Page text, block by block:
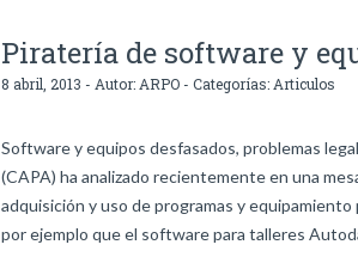
Piratería de software y
8 abril, 2013 - Autor: ARPO - Categorías: Articulos
Software y equipos desfasados, problemas
(CAPA) ha analizado recientemente en una
adquisición y uso de programas y
por ejemplo que el software para talleres